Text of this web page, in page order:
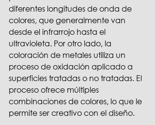
diferentes longitudes de onda de
colores, que generalmente van
desde el infrarrojo hasta el
ultravioleta. Por otro lado, la
coloración de metales utiliza un
proceso de oxidación aplicado a
superficies tratadas o no tratadas. El
proceso ofrece múltiples
combinaciones de colores, lo que le
permite ser creativo con el diseño.